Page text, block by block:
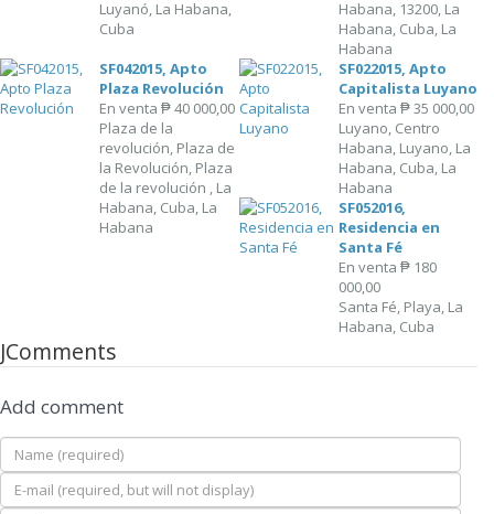
Luyanó, La Habana,
Cuba
Habana, 13200, La
Habana, Cuba, La
Habana
SF042015, Apto
Plaza Revolución
En venta₱ 40 000,00
Plaza de la
revolución, Plaza de
la Revolución, Plaza
de la revolución , La
Habana, Cuba, La
Habana
SF022015, Apto
Capitalista Luyano
En venta ₱ 35 000,00
Luyano, Centro
Habana, Luyano, La
Habana, Cuba, La
Habana
SF052016,
Residencia en
Santa Fé
En venta ₱ 180
000,00
Santa Fé, Playa, La
Habana, Cuba
JComments
Add comment